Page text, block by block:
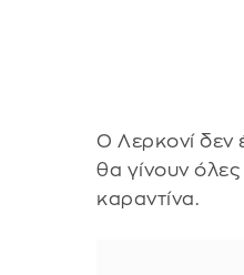
Ο Λερκονί δεν
θα γίνουν όλες
καραντίνα.